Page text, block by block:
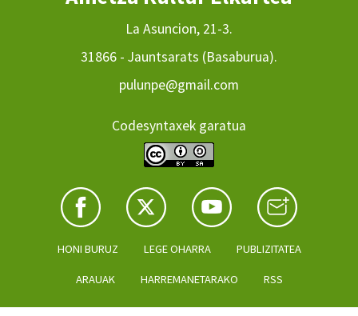
La Asuncion, 21-3.
31866 - Jauntsarats (Basaburua).
pulunpe@gmail.com
Codesyntaxek garatua
HONI BURUZ LEGE OHARRA PUBLIZITATEA
ARAUAK HARREMANETARAKO RSS